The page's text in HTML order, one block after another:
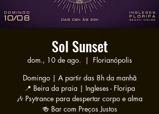
Sol Sunset
dom., 10 de ago.
  |
Florianópolis
Domingo | A partir das 8h da manhã
📍 Beira da praia | Ingleses - Floripa
🎶 Psytrance para despertar corpo e alma
🍻 Bar com Preços Justos